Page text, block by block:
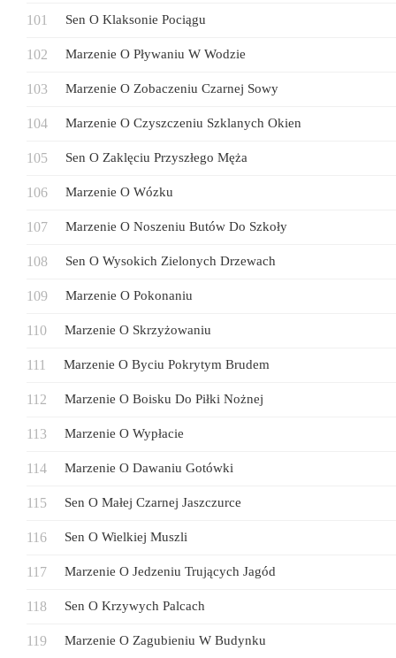
Sen O Klaksonie Pociągu
Marzenie O Pływaniu W Wodzie
Marzenie O Zobaczeniu Czarnej Sowy
Marzenie O Czyszczeniu Szklanych Okien
Sen O Zaklęciu Przyszłego Męża
Marzenie O Wózku
Marzenie O Noszeniu Butów Do Szkoły
Sen O Wysokich Zielonych Drzewach
Marzenie O Pokonaniu
Marzenie O Skrzyżowaniu
Marzenie O Byciu Pokrytym Brudem
Marzenie O Boisku Do Piłki Nożnej
Marzenie O Wypłacie
Marzenie O Dawaniu Gotówki
Sen O Małej Czarnej Jaszczurce
Sen O Wielkiej Muszli
Marzenie O Jedzeniu Trujących Jagód
Sen O Krzywych Palcach
Marzenie O Zagubieniu W Budynku